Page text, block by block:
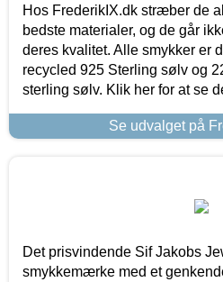
Hos FrederikIX.dk stræber de
bedste materialer, og de går
deres kvalitet. Alle smykker er
recycled 925 Sterling sølv og
sterling sølv. Klik her for at se
Se udvalget på
Det prisvindende Sif Jakobs
smykkemærke med et